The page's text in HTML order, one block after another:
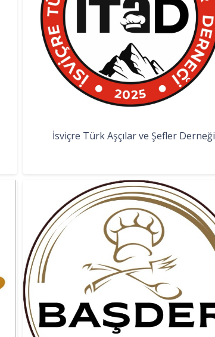
İsviçre Türk Aşçılar ve Şefler Derneği